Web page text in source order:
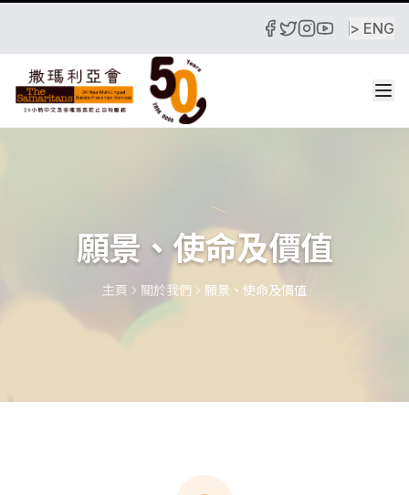
> ENG
願景、使命及價值
主頁 關於我們 願景、使命及價值